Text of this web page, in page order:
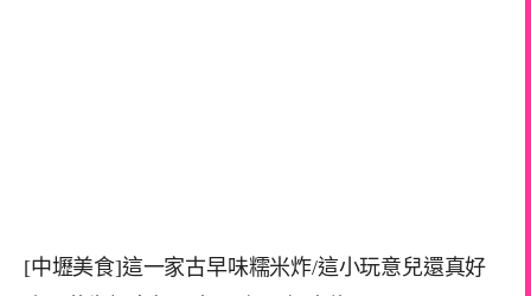
[中壢美食]這一家古早味糯米炸/這小玩意兒還真好